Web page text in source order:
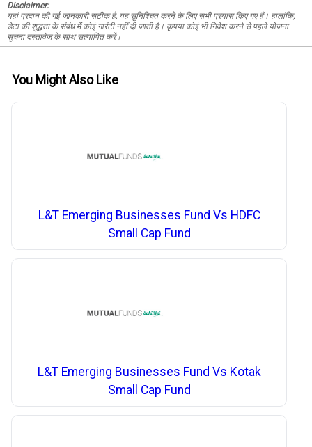
Disclaimer:
यहां प्रदान की गई जानकारी सटीक है, यह सुनिश्चित करने के लिए सभी प्रयास किए गए हैं। हालांकि,
डेटा की शुद्धता के संबंध में कोई गारंटी नहीं दी जाती है। कृपया कोई भी निवेश करने से पहले योजना
सूचना दस्तावेज के साथ सत्यापित करें।
You Might Also Like
L&T Emerging Businesses Fund Vs HDFC
Small Cap Fund
L&T Emerging Businesses Fund Vs Kotak
Small Cap Fund